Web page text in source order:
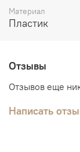
Материал
Пластик
Отзывы
Отзывов еще
Написать